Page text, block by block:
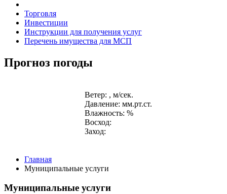
Торговля
Инвестиции
Инструкции для получения услуг
Перечень имущества для МСП
Прогноз погоды
Ветер: , м/сек.
Давление: мм.рт.ст.
Влажность: %
Восход:
Заход:
Главная
Муниципальные услуги
Муниципальные услуги